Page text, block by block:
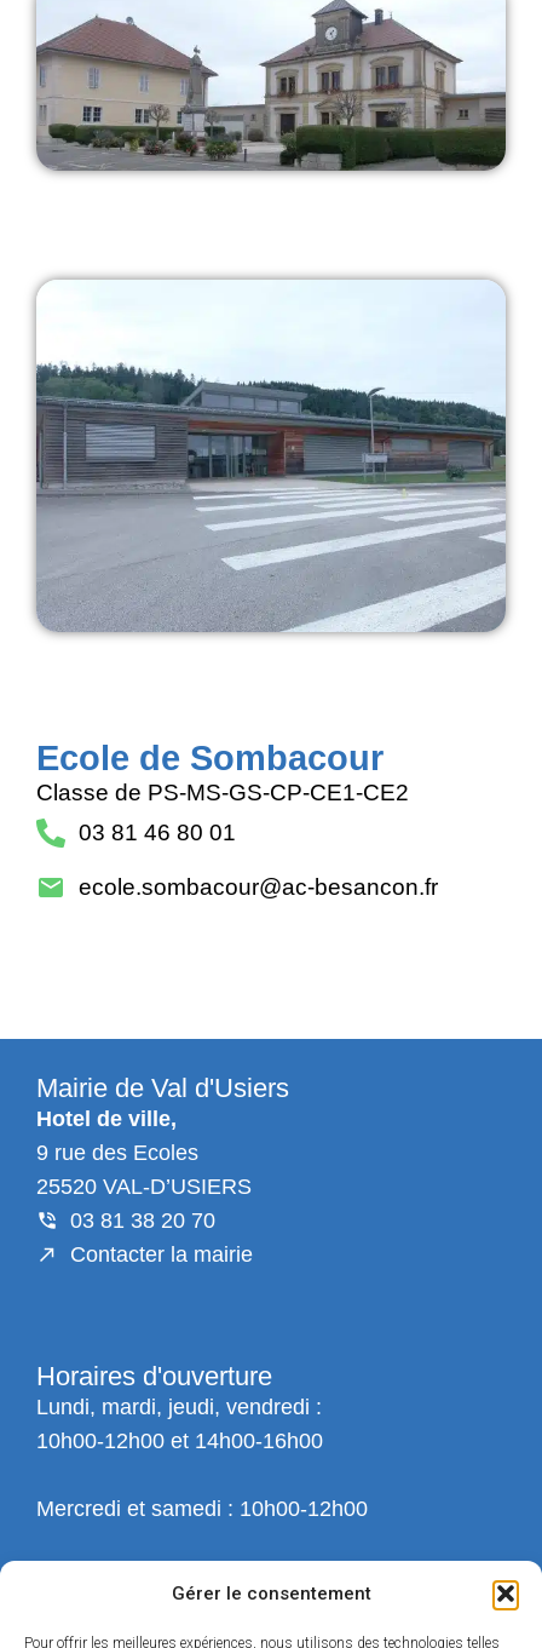
Gérer le consentement
Pour offrir les meilleures expériences, nous utilisons des technologies telles
Ecole de Sombacour
Classe de PS-MS-GS-CP-CE1-CE2
03 81 46 80 01
ecole.sombacour@ac-besancon.fr
Mairie de Val d'Usiers
Hotel de ville,
9 rue des Ecoles
25520 VAL-D’USIERS
03 81 38 20 70
Contacter la mairie
Horaires d'ouverture
Lundi, mardi, jeudi, vendredi :
10h00-12h00 et 14h00-16h00
Mercredi et samedi : 10h00-12h00